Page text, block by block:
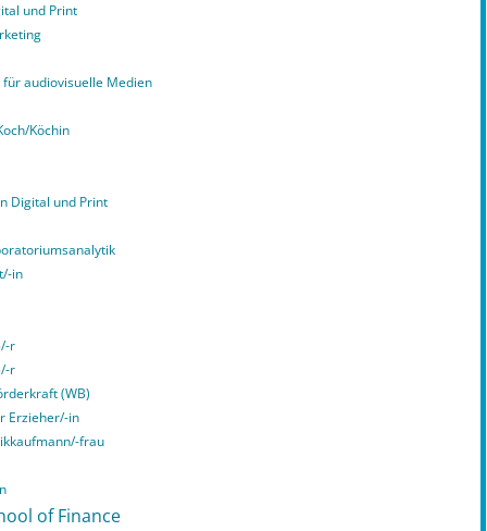
und Print
audiovisuelle Medien
Köchin
Digital und Print
in
r
r
(WB)
Erzieher/-in
frau
of Finance